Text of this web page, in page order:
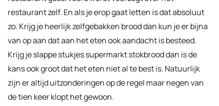
restaurant zelf. En als je erop gaat letten is dat absoluut
zo. Krijg je heerlijk zelfgebakken brood dan kun je er bijna
van op aan dat aan het eten ook aandacht is besteed.
Krijg je slappe stukjes supermarkt stokbrood dan is de
kans ook groot dat het eten niet al te best is. Natuurlijk
zijn er altijd uitzonderingen op de regel maar negen van
de tien keer klopt het gewoon.